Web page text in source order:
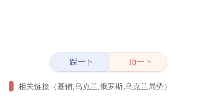
踩一下 顶一下
相关链接（基辅,乌克兰,俄罗斯,乌克兰局势）